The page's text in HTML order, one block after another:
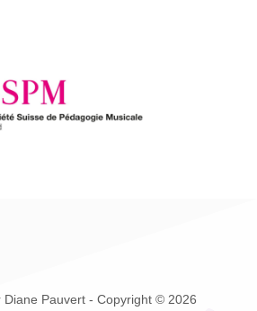
Diane Pauvert - Copyright © 2026